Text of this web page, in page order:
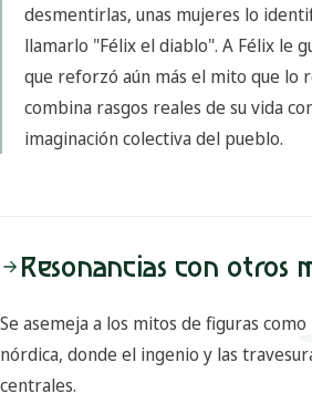
desmentirlas, unas mujeres lo
llamarlo "Félix el diablo". A Félix le
que reforzó aún más el mito que lo
combina rasgos reales de su vida
imaginación colectiva del pueblo.
Resonancias con otros
Se asemeja a los mitos de figuras
nórdica, donde el ingenio y las
centrales.